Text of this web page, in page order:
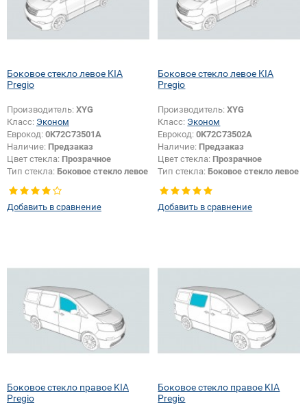
Боковое стекло левое KIA
Pregio
Производитель: XYG
Класс: Эконом
Еврокод: 0K72C73501A
Наличие: Предзаказ
Цвет стекла: Прозрачное
Тип стекла: Боковое стекло левое
Добавить в сравнение
Боковое стекло левое KIA
Pregio
Производитель:XYG
Класс: Эконом
Еврокод:0K72C73502A
Наличие: Предзаказ
Цвет стекла: Прозрачное
Тип стекла: Боковое стекло левое
Добавить в сравнение
Боковое стекло правое KIA
Pregio
Боковое стекло правое KIA
Pregio